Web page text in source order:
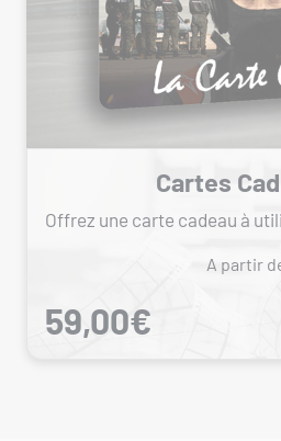
Cartes
Offrez une carte cadeau à
A partir
59,00€